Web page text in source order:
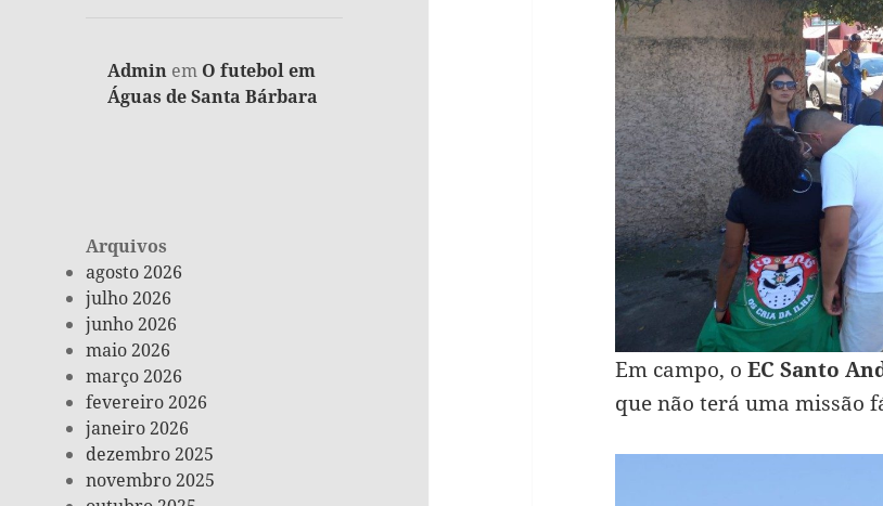
Admin em O futebol em
Águas de Santa Bárbara
Arquivos
agosto 2026
julho 2026
junho 2026
maio 2026
março 2026
fevereiro 2026
janeiro 2026
dezembro 2025
novembro 2025
Em campo, o EC Santo
que não terá uma missão